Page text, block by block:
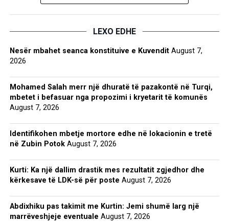
LEXO EDHE
Nesër mbahet seanca konstituive e Kuvendit August 7,
2026
Mohamed Salah merr një dhuratë të pazakontë në Turqi,
mbetet i befasuar nga propozimi i kryetarit të komunës
August 7, 2026
Identifikohen mbetje mortore edhe në lokacionin e tretë
në Zubin Potok August 7, 2026
Kurti: Ka një dallim drastik mes rezultatit zgjedhor dhe
kërkesave të LDK-së për poste August 7, 2026
Abdixhiku pas takimit me Kurtin: Jemi shumë larg një
marrëveshjeje eventuale August 7, 2026